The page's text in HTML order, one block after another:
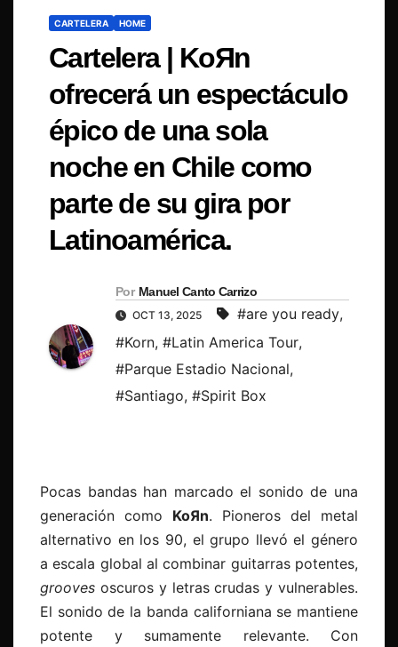
CARTELERA HOME
Cartelera | KoЯn
ofrecerá un espectáculo
épico de una sola
noche en Chile como
parte de su gira por
Latinoamérica.
Por Manuel Canto Carrizo
OCT 13, 2025 #are you ready,
#Korn, #Latin America Tour,
#Parque Estadio Nacional,
#Santiago, #Spirit Box
Pocas bandas han marcado el sonido de una
generación como KoЯn. Pioneros del metal
alternativo en los 90, el grupo llevó el género
a escala global al combinar guitarras potentes,
grooves oscuros y letras crudas y vulnerables.
El sonido de la banda californiana se mantiene
potente y sumamente relevante. Con